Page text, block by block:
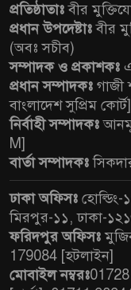
প্রতিষ্ঠাতাঃবীর
প্রধান উপদেষ্টাঃবীর
(অবঃ সচীব)
সম্পাদক ও প্রকাশকঃ
প্রধান সম্পাদকঃ গাজী
বাংলাদেশ সুপ্রিম কোর্ট]
নির্বাহী সম্পাদকঃ
M]
বার্তা সম্পাদকঃ
ঢাকা অফিসঃ
মিরপুর-১১, ঢাকা-
ফরিদপুর অফিসঃ
179084 [হটলাইন]
মোবাইল নম্বরঃ